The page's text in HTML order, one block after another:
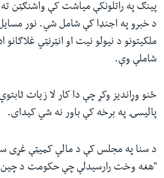
پینګ په راتلونکې میاشت کې واشنګټن
د خبرو په اجنډا کې شامل شي. نور
ملکیتونو د نیولو نیت او انټرنټي
شاملې وې.
ځنو وړاندیز وکړ چې دا کار لا زیات
پالیسۍ په برخه کې باور نه شي کیدای.
د سنا په مجلس کې د مالي کمیټې غړی
"هغه وخت رارسیدلې چې حکومت د چین